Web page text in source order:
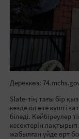
Дереккөз:
Slate-тің тағы бір
кезде ол өте күшті
біледі. Кейбіреулер
кесектерін
жабылған үйде өрт